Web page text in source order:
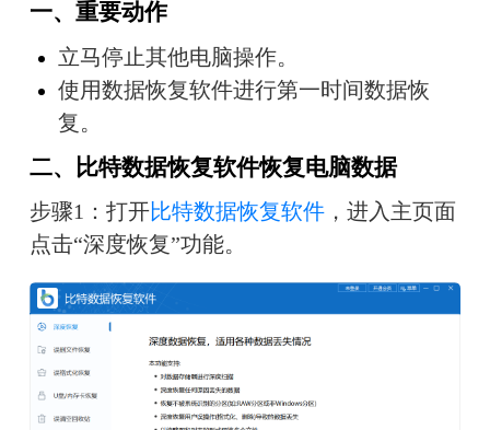
一、重要动作
立马停止其他电脑操作。
使用数据恢复软件进行第一时间数据恢
复。
二、比特数据恢复软件恢复电脑数据
步骤1：打开比特数据恢复软件，进入主页面
点击“深度恢复”功能。